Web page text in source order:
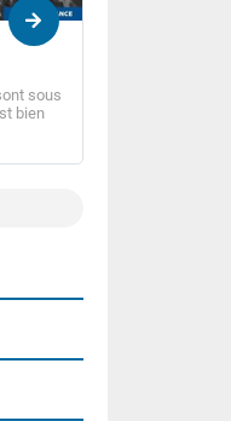
sous
bien